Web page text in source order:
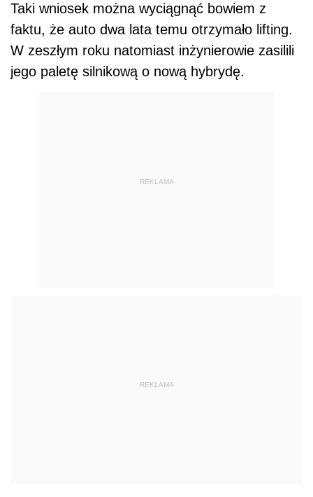
Taki wniosek można wyciągnąć bowiem z
faktu, że auto dwa lata temu otrzymało lifting.
W zeszłym roku natomiast inżynierowie zasilili
jego paletę silnikową o nową hybrydę.
REKLAMA
REKLAMA